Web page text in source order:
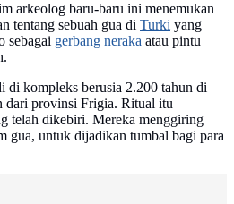
arkeolog baru-baru ini menemukan
tentang sebuah gua di Turki yang
sebagai gerbang neraka atau pintu
di kompleks berusia 2.200 tahun di
dari provinsi Frigia. Ritual itu
telah dikebiri. Mereka menggiring
gua, untuk dijadikan tumbal bagi para